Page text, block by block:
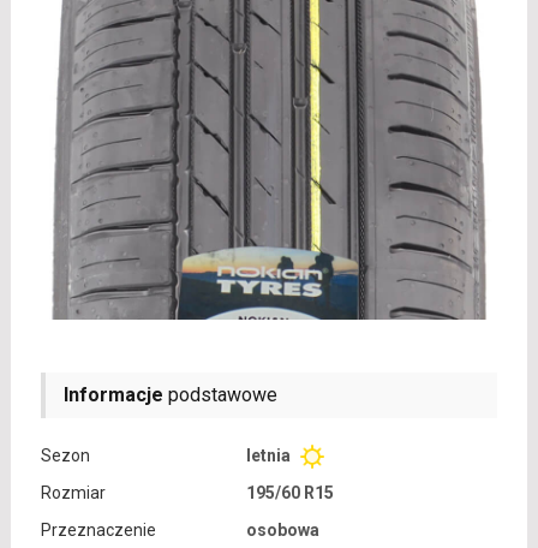
Informacje podstawowe
Sezon
letnia
Rozmiar
195/60 R15
Przeznaczenie
osobowa